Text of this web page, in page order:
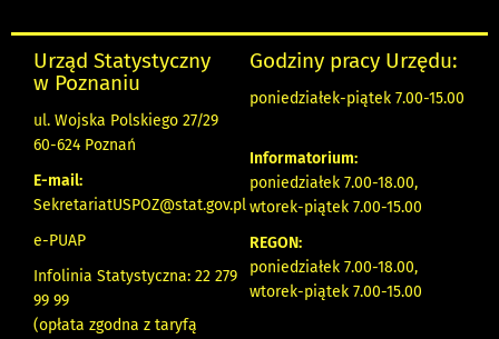
Urząd Statystyczny
w Poznaniu
ul. Wojska Polskiego 27/29
60-624 Poznań
E-mail:
SekretariatUSPOZ@stat.gov.pl
e-PUAP
Infolinia Statystyczna: 22 279
99 99
(opłata zgodna z taryfą
Godziny pracy Urzędu:
poniedziałek-piątek 7.00-15.00
Informatorium:
poniedziałek 7.00-18.00,
wtorek-piątek 7.00-15.00
REGON:
poniedziałek 7.00-18.00,
wtorek-piątek 7.00-15.00